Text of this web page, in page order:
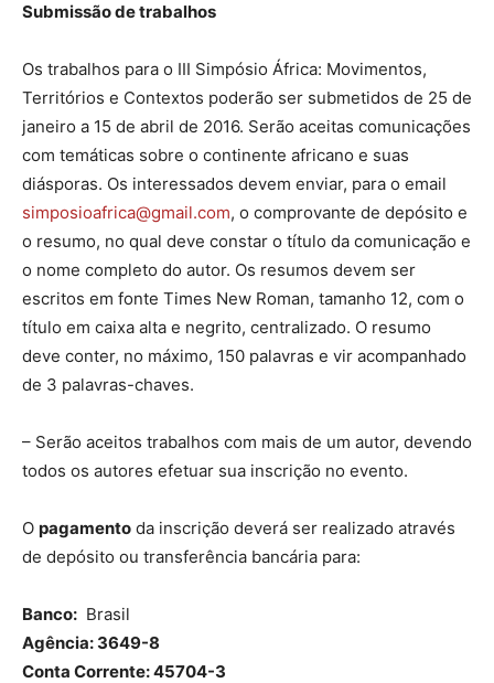
Submissão de trabalhos
Os trabalhos para o III Simpósio África: Movimentos,
Territórios e Contextos poderão ser submetidos de 25 de
janeiro a 15 de abril de 2016. Serão aceitas comunicações
com temáticas sobre o continente africano e suas
diásporas. Os interessados devem enviar, para o email
simposioafrica@gmail.com, o comprovante de depósito e
o resumo, no qual deve constar o título da comunicação e
o nome completo do autor. Os resumos devem ser
escritos em fonte Times New Roman, tamanho 12, com o
título em caixa alta e negrito, centralizado. O resumo
deve conter, no máximo, 150 palavras e vir acompanhado
de 3 palavras-chaves.
– Serão aceitos trabalhos com mais de um autor, devendo
todos os autores efetuar sua inscrição no evento.
O pagamento da inscrição deverá ser realizado através
de depósito ou transferência bancária para:
Banco: Brasil
Agência: 3649-8
Conta Corrente: 45704-3